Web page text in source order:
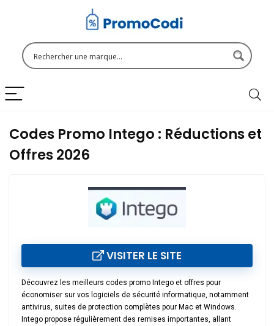
Codes Promo Intego : Réductions et
Offres 2026
VISITER LE SITE
Découvrez les meilleurs codes promo Intego et offres pour
économiser sur vos logiciels de sécurité informatique, notamment
antivirus, suites de protection complètes pour Mac et Windows.
Intego propose régulièrement des remises importantes, allant